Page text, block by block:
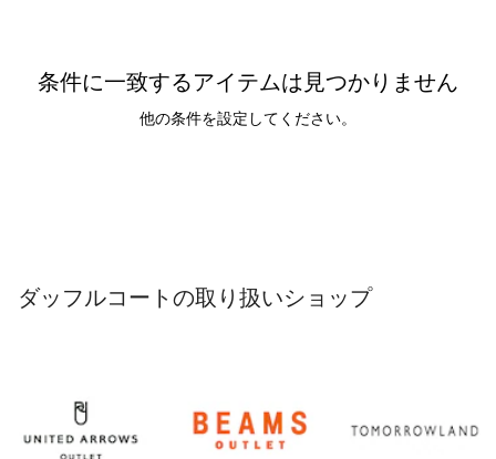
条件に一致するアイテムは見つかりません
他の条件を設定してください。
ダッフルコートの取り扱いショップ